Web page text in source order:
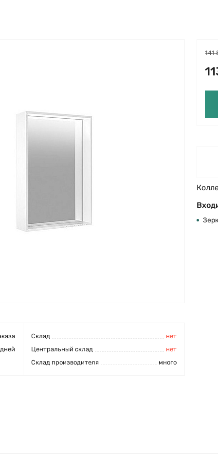
141
Cклад
нет
Центральный склад
нет
Склад производителя
много